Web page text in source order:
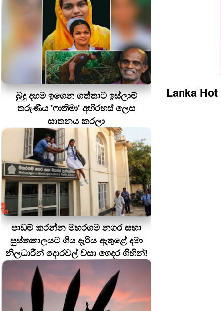
බුදු දහම ඉගෙන ගත්තාට ඉස්ලාම්
තරුණිය 'ෆාතිමා' අභිරහස් ලෙස
ඝාතනය කරලා
පාඩම් කරන්න මහරගම නගර සභා
පුස්තකාලයට ගිය දැරිය ඇතුළේ දමා
නිලධාරීන් දොරවල් වසා ගෙදර ගිහින්!
Lanka